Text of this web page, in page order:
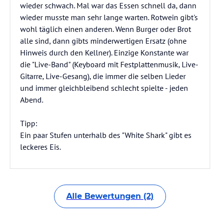
wieder schwach. Mal war das Essen schnell da, dann
wieder musste man sehr lange warten. Rotwein gibt's
wohl täglich einen anderen. Wenn Burger oder Brot
alle sind, dann gibts minderwertigen Ersatz (ohne
Hinweis durch den Kellner). Einzige Konstante war
die "Live-Band" (Keyboard mit Festplattenmusik, Live-
Gitarre, Live-Gesang), die immer die selben Lieder
und immer gleichbleibend schlecht spielte - jeden
Abend.
Tipp:
Ein paar Stufen unterhalb des "White Shark" gibt es
leckeres Eis.
Alle Bewertungen (2)